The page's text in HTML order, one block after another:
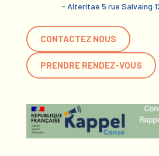
- Alteritae 5 rue Salvaing
CONTACTEZ NOUS
PRENDRE RENDEZ-VOUS